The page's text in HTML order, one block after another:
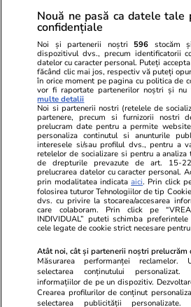
Lifestyle
Cum se face cafeaua la presa
franceză – cum funcționează și
care sunt avantajele
Lifestyle
Combinaţii răcoritoare de apă
cu fructe şi plante aromatice
pentru vară
Lifestyle
Nouă ne pasă ca datele tale
confidențiale
Noi și partenerii noștri 596 stocăm
dispozitivul dvs., precum identificatorii
datelor cu caracter personal. Puteți
făcând clic mai jos, respectiv vă puteți
în orice moment pe pagina cu politica de
vor fi raportate partenerilor noștri și nu
multe detalii
Noi si partenerii nostri (retelele de
partenere, precum si furnizorii nostri
prelucram date pentru a permite
personaliza continutul si anunturile
interesele si/sau profilul dvs., pentru a
retelelor de socializare si pentru a
de drepturile prevazute de art. 15-
prelucrarea datelor cu caracter personal.
prin modalitatea indicataaici. Prin click
folosirea tuturor Tehnologiilor de tip
dvs. cu privire la stocarea/accesarea
care colaboram. Prin click pe
INDIVIDUAL” puteti schimba
cele legate de cookie strict necesare
Atât noi, cât și partenerii noștri prelucrăm
Măsurarea performanței reclamelor.
selectarea conținutului personalizat.
informațiilor de pe un dispozitiv.
Crearea profilurilor de conținut
selectarea publicității